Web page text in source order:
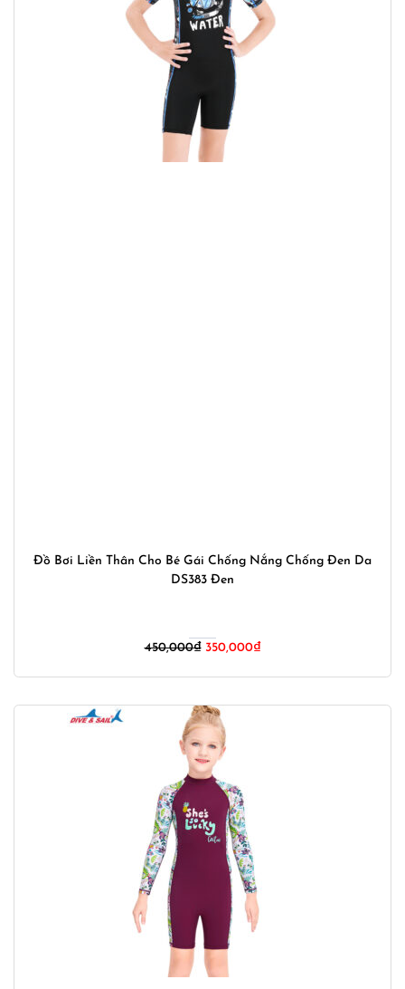
Đồ Bơi Liền Thân Cho Bé Gái Chống Nắng Chống Đen Da
DS383 Đen
450,000₫ Giá
450,000₫.
350,000₫Giá
là: